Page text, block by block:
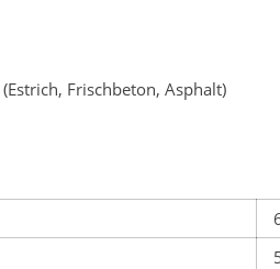
Frischbeton, Asphalt)